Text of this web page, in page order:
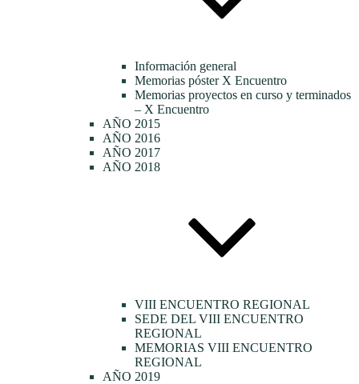
Información general
Memorias póster X Encuentro
Memorias proyectos en curso y terminados
– X Encuentro
AÑO 2015
AÑO 2016
AÑO 2017
AÑO 2018
VIII ENCUENTRO REGIONAL
SEDE DEL VIII ENCUENTRO
REGIONAL
MEMORIAS VIII ENCUENTRO
REGIONAL
AÑO 2019